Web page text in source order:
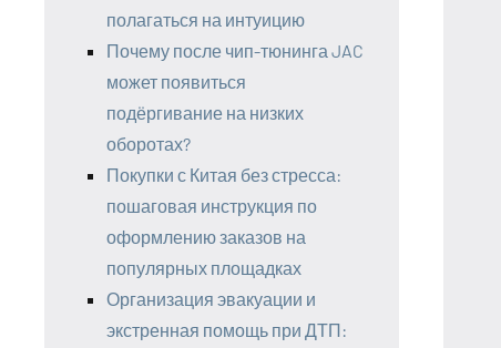
полагаться на интуицию
Почему после чип-тюнинга JAC
может появиться
подёргивание на низких
оборотах?
Покупки с Китая без стресса:
пошаговая инструкция по
оформлению заказов на
популярных площадках
Организация эвакуации и
экстренная помощь при ДТП: